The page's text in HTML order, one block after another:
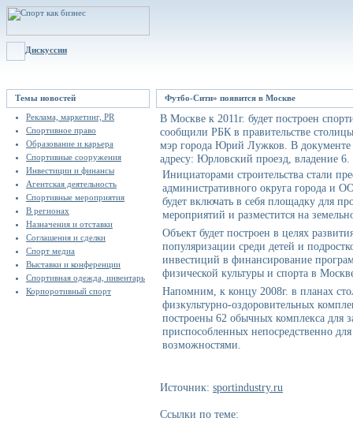
Дискуссии
Темы новостей
Реклама, маркетинг, PR
Спортивное право
Образование и карьера
Спортивные сооружения
Инвестиции и финансы
Агентская деятельность
Спортивные мероприятия
В регионах
Назначения и отставки
Соглашения и сделки
Спорт медиа
Выставки и конференции
Спортивная одежда, инвентарь
Корпоротивный спорт
Футбо-Сити» появится в Москве
В Москве к 2011г. будет построен
сообщили РБК в правительстве
мэр города Юрий Лужков. В документе
адресу: Юрловский проезд, владение 6.
Инициаторами строительства стали
административного округа города
будет включать в себя площадку для
мероприятий и разместится на
Объект будет построен в целях
популяризации среди детей и
инвестиций в финансирование
физической культуры и спорта в
Напомним, к концу 2008г. в планах
физкультурно-оздоровительных
построены 62 обычных комплекса для
приспособленных непосредственно
возможностями.
Источник: sportindustry.ru
Ссылки по теме: